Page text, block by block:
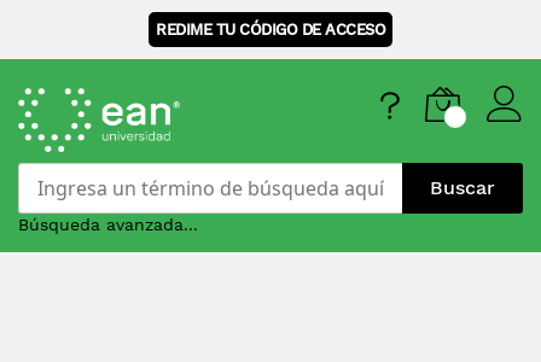
REDIME TU CÓDIGO DE ACCESO
Buscar
Búsqueda avanzada...